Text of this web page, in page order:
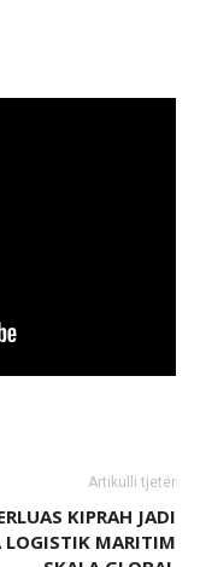
Artikulli tjetër
KIPRAH JADI
LOGISTIK MARITIM